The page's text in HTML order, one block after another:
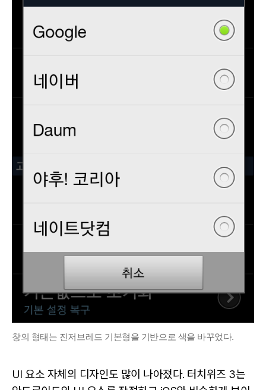
창의 형태는 진저브레드 기본형을 기반으로 색을 바꾸었다.
UI 요소 자체의 디자인도 많이 나아졌다. 터치위즈 3는